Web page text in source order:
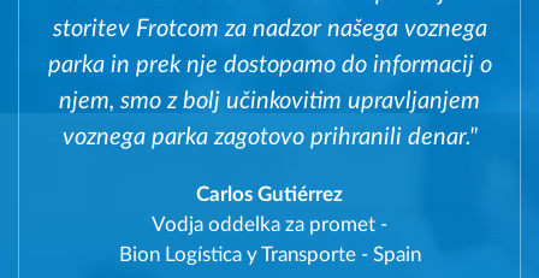
storitev Frotcom za nadzor našega voznega
parka in prek nje dostopamo do informacij o
njem, smo z bolj učinkovitim upravljanjem
voznega parka zagotovo prihranili denar."
Carlos Gutiérrez
Vodja oddelka za promet -
Bion Logística y Transporte - Spain